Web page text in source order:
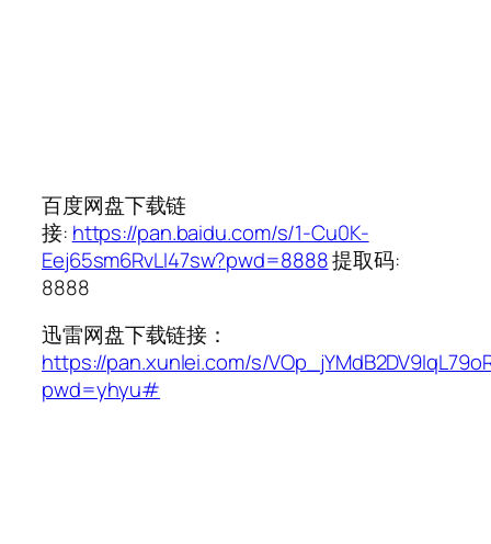
百度网盘下载链
接: https://pan.baidu.com/s/1-Cu0K-
Eej65sm6RvLI47sw?pwd=8888提取码:
8888
迅雷网盘下载链接：
https://pan.xunlei.com/s/
pwd=yhyu#